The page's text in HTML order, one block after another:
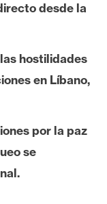
desde la
hostilidades
en Líbano,
por la paz
se